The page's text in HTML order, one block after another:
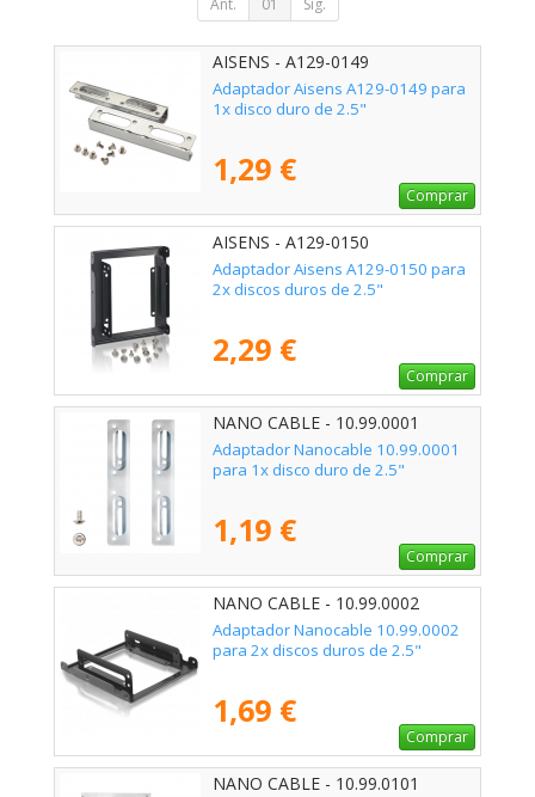
Ant. 01 Sig.
AISENS - A129-0149
Adaptador Aisens A129-0149 para
1x disco duro de 2.5"
1,29 €
Comprar
AISENS - A129-0150
Adaptador Aisens A129-0150 para
2x discos duros de 2.5"
2,29 €
Comprar
NANO CABLE - 10.99.0001
Adaptador Nanocable 10.99.0001
para 1x disco duro de 2.5"
1,19 €
Comprar
NANO CABLE - 10.99.0002
Adaptador Nanocable 10.99.0002
para 2x discos duros de 2.5"
1,69 €
Comprar
NANO CABLE - 10.99.0101